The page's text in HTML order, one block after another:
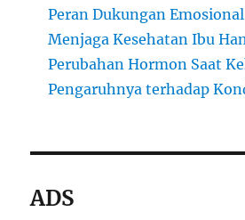
Peran Dukungan
Menjaga Kesehatan Ibu
Perubahan Hormon Saat
Pengaruhnya terhadap
ADS